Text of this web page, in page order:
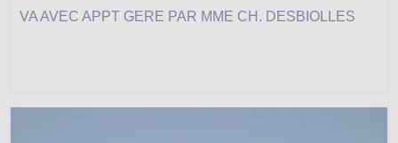
VA AVEC APPT GERE PAR MME CH. DESBIOLLES